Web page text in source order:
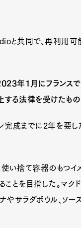
と共同で、再利用
年1月にフランスで
る法律を受けたもの
成までに2年を要し
い捨て容器のもつイ
とを目指した。マク
サラダボウル、ソー